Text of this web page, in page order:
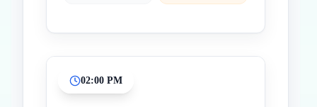
02:00 PM